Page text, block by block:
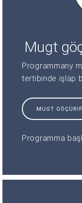
Mugt
Programmany
tertibinde işläp
MUGT
Programma